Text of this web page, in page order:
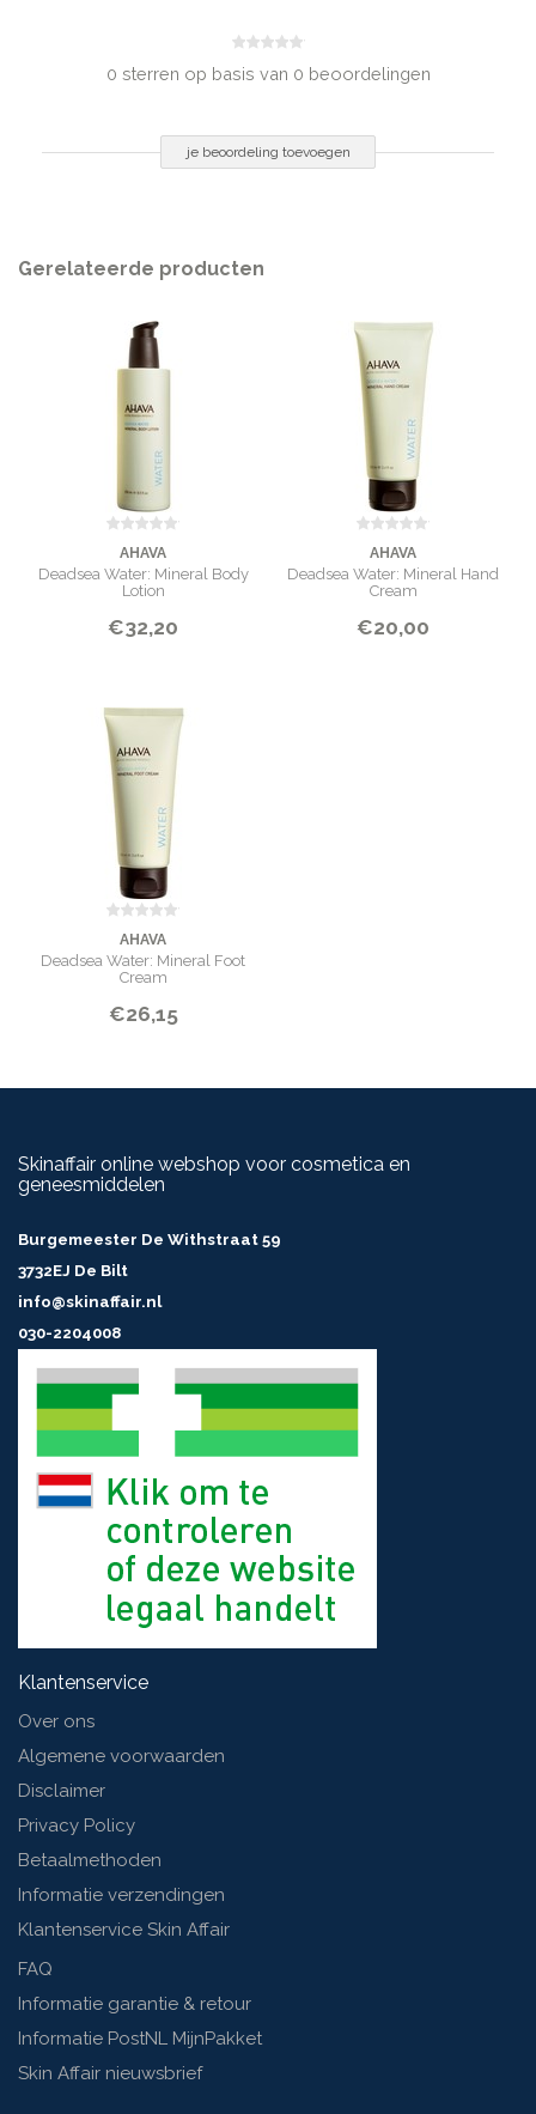
Hydroxypropyltrimonium Chloride, Aloe Barbadensis Leaf Juice, Allantoin,
Polysaccharide & Phenoxyethanol, Butylene Glycol & Zingiber Officinale
0 sterren op basis van 0 beoordelingen
je beoordeling toevoegen
Gerelateerde producten
AHAVA
Deadsea Water: Mineral Body
Lotion
€32,20
AHAVA
Deadsea Water: Mineral Hand
Cream
€20,00
AHAVA
Deadsea Water: Mineral Foot
Cream
€26,15
Skinaffair online webshop voor cosmetica en
geneesmiddelen
Burgemeester De Withstraat 59
3732EJ De Bilt
info@skinaffair.nl
030-2204008
Klantenservice
Over ons
Algemene voorwaarden
Disclaimer
Privacy Policy
Betaalmethoden
Informatie verzendingen
Klantenservice Skin Affair
FAQ
Informatie garantie & retour
Informatie PostNL MijnPakket
Skin Affair nieuwsbrief